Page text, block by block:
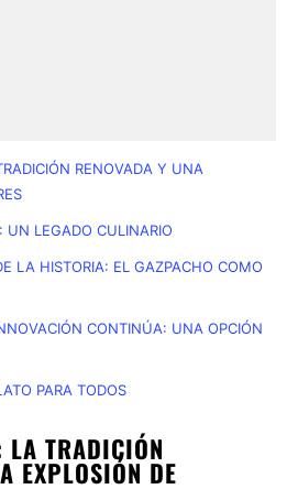
RENOVADA Y UNA
UN LEGADO CULINARIO
LA HISTORIA: EL GAZPACHO COMO
CONTINÚA: UNA OPCIÓN
PARA TODOS
LA TRADICIÓN
EXPLOSIÓN DE